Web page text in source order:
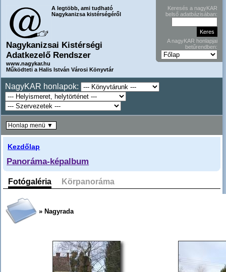
A legtöbb, ami tudható
Nagykanizsa kistérségéről
Nagykanizsai Kistérségi
Adatkezelő Rendszer
www.nagykar.hu
Működteti a Halis István Városi Könyvtár
Keresés a nagyKAR
belső adatbázisában:
A nagyKAR honlapjai
betűrendben:
NagyKAR honlapok:
Kezdőlap
Panoráma-képalbum
Fotógaléria Körpanoráma
» Nagyrada
Honlap menü ▼